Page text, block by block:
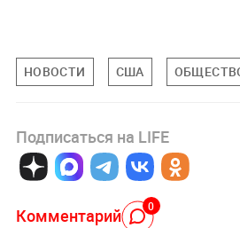
НОВОСТИ США
Подписаться на LIFE
Комментарий 0